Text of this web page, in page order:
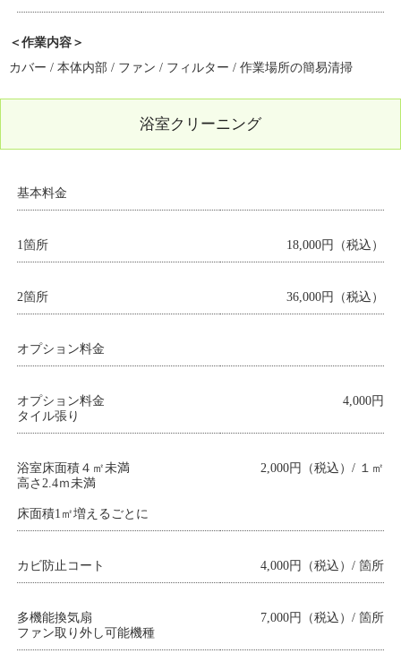
＜作業内容＞
カバー / 本体内部 / ファン / フィルター / 作業場所の簡易清掃
浴室クリーニング
基本料金
1箇所 18,000円（税込）
2箇所 36,000円（税込）
オプション料金
オプション料金
タイル張り
4,000円
浴室床面積４㎡未満
高さ2.4ｍ未満
床面積1㎡増えるごとに
2,000円（税込）/ １㎡
カビ防止コート 4,000円（税込）/ 箇所
多機能換気扇
ファン取り外し可能機種
7,000円（税込）/ 箇所